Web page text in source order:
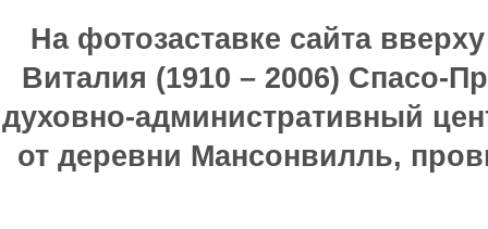
На фотозаставке сайта
Виталия (1910 – 2006) Спасо-
духовно-административный
от деревни Мансонвилль,